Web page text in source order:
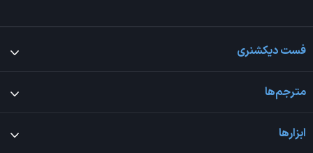
فست دیکشنری
مترجم‌ها
ابزارها